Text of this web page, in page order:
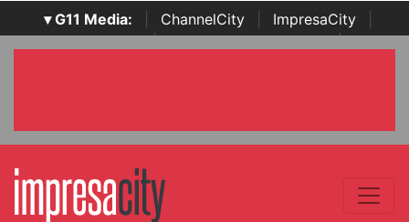
▾ G11 Media: ChannelCity ImpresaCity
SecurityOpenLab | Italian Channel Awards | Italian